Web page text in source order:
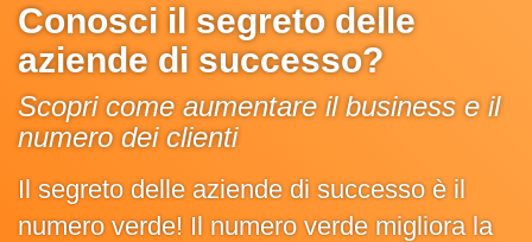
Conosci il segreto delle
aziende di successo?
Scopri come aumentare il business e il
numero dei clienti
Il segreto delle aziende di successo è il
numero verde! Il numero verde migliora la